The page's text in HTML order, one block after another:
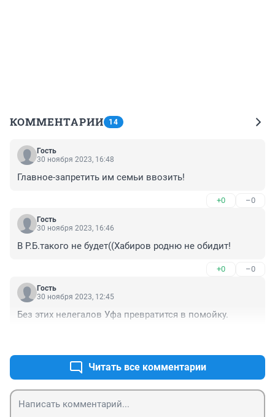
КОММЕНТАРИИ 14
Гость
30 ноября 2023, 16:48
Главное-запретить им семьи ввозить!
+0 –0
Гость
30 ноября 2023, 16:46
В Р.Б.такого не будет((Хабиров родню не обидит!
+0 –0
Гость
30 ноября 2023, 12:45
Без этих нелегалов Уфа превратится в помойку.
Читать все комментарии